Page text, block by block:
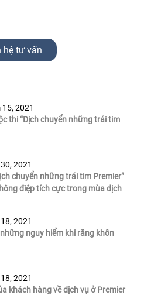
hệ tư vấn
2021
thi “Dịch chuyển những trái tim
2021
chuyển những trái tim Premier”
điệp tích cực trong mùa dịch
2021
nguy hiểm khi răng khôn
2021
khách hàng về dịch vụ ở Premier